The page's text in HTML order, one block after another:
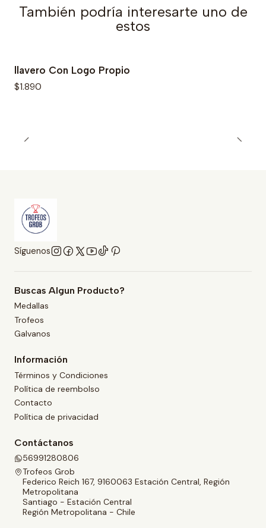
También podría interesarte uno de
estos
llavero Con Logo Propio
$1.890
Síguenos
Buscas Algun Producto?
Medallas
Trofeos
Galvanos
Información
Términos y Condiciones
Política de reembolso
Contacto
Política de privacidad
Contáctanos
56991280806
Trofeos Grob
Federico Reich 167, 9160063 Estación Central, Región
Metropolitana
Santiago - Estación Central
Región Metropolitana - Chile